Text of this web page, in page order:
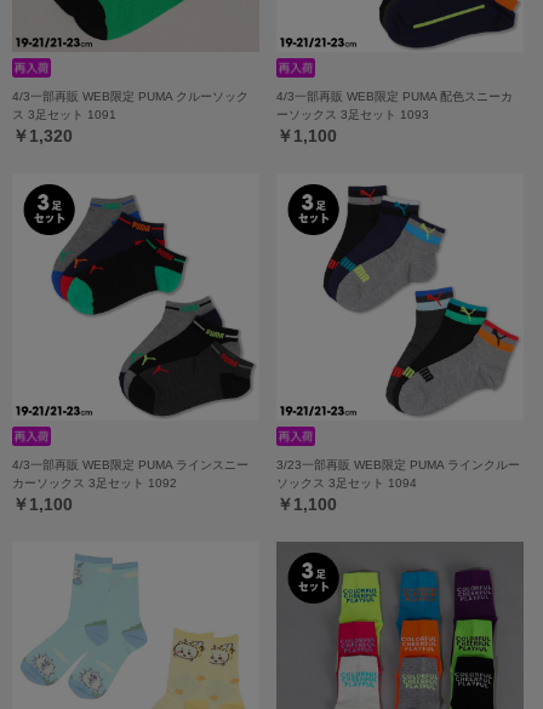
4/3一部再販 WEB限定 PUMA クルーソック
ス 3足セット 1091
￥1,320
4/3一部再販 WEB限定 PUMA 配色スニーカ
ーソックス 3足セット 1093
￥1,100
4/3一部再販 WEB限定 PUMA ラインスニー
カーソックス 3足セット 1092
￥1,100
3/23一部再販 WEB限定 PUMA ラインクルー
ソックス 3足セット 1094
￥1,100